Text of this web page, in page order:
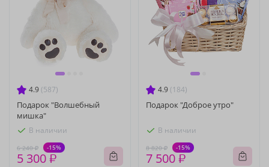
4.9 (587)
Подарок "Волшебный
мишка"
В наличии
6 240 ₽ -15%
5 300 ₽
4.9 (184)
Подарок "Доброе утро"
В наличии
8 820 ₽ -15%
7 500 ₽